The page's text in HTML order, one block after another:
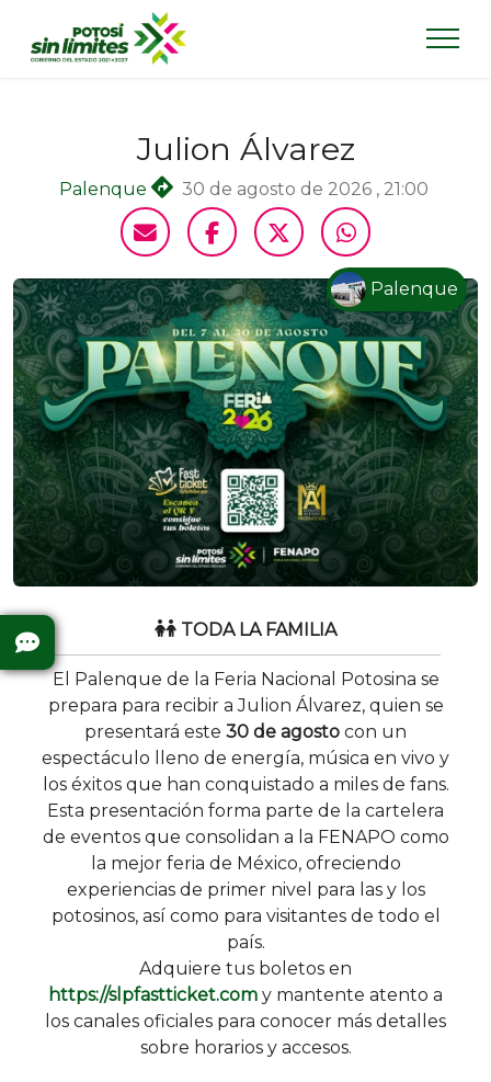
Julion Álvarez
Palenque 30 de agosto de 2026 , 21:00
Palenque
TODA LA FAMILIA
El Palenque de la Feria Nacional Potosina se
prepara para recibir a Julion Álvarez, quien se
presentará este 30 de agosto con un
espectáculo lleno de energía, música en vivo y
los éxitos que han conquistado a miles de fans.
Esta presentación forma parte de la cartelera
de eventos que consolidan a la FENAPO como
la mejor feria de México, ofreciendo
experiencias de primer nivel para las y los
potosinos, así como para visitantes de todo el
país.
Adquiere tus boletos en
https://slpfastticket.com y mantente atento a
los canales oficiales para conocer más detalles
sobre horarios y accesos.